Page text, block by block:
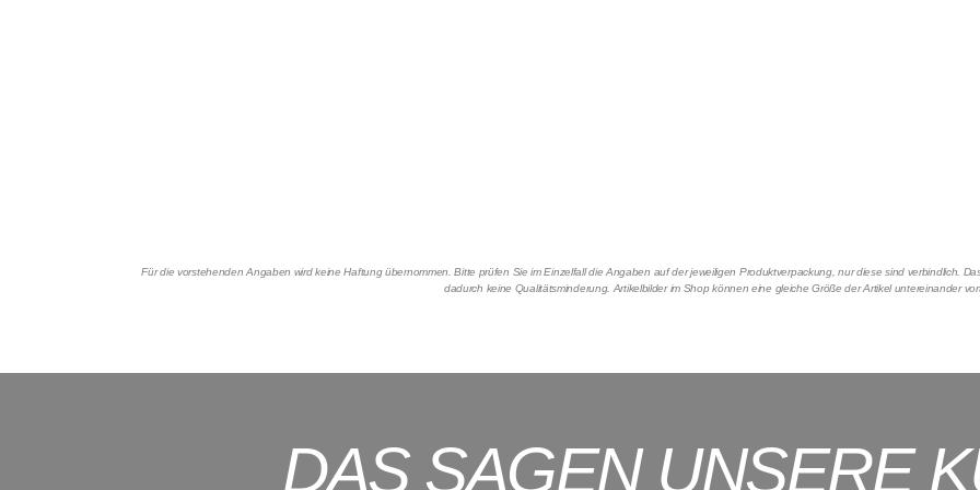
Für die vorstehenden Angaben wird keine Haftung übernommen. Bitte prüfen Sie im Einzelfall die Angaben auf der jeweiligen Produktverpackung, nur diese sind verbindlich.
dadurch keine Qualitätsminderung. Artikelbilder im Shop können eine gleiche Größe der Artikel untereinander
DAS SAGEN UNSERE